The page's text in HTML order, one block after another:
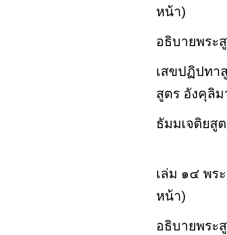
หน้า)
อธิบายพระ
เสขปฏิปทา
สูตร อังคุลิ
ธัมมเจติยสู
เล่ม ๑๔ พ
หน้า)
อธิบายพระ